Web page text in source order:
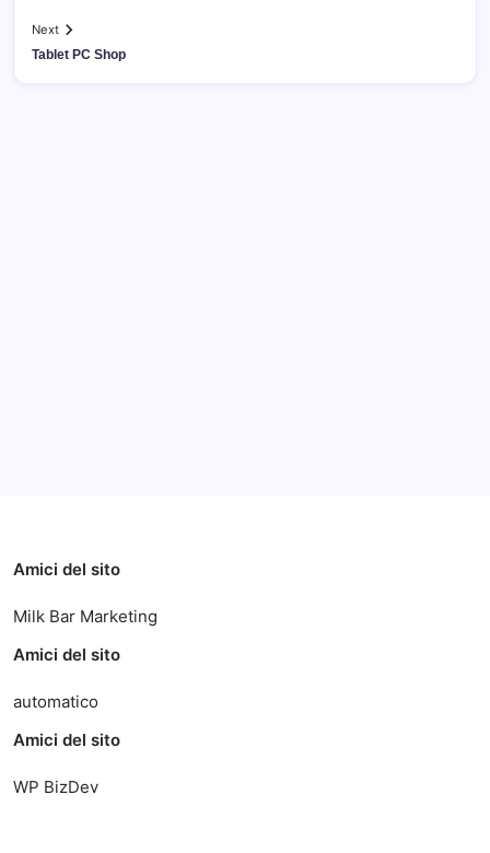
Next
Tablet PC Shop
Amici del sito
Milk Bar Marketing
Amici del sito
automatico
Amici del sito
WP BizDev